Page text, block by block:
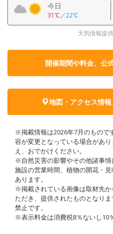
今日
31℃／22℃
天気情報提
開催期間や料金、公
地図・アクセス情
※掲載情報は2026年7月のもので
容が変更となっている場合があ
え、おでかけください。
※自然災害の影響やその他諸事情
施設の営業時間、植物の開花・
あります。
※掲載されている画像は取材先
ただき、提供されたものとなり
禁止です。
※表示料金は消費税8％ないし10